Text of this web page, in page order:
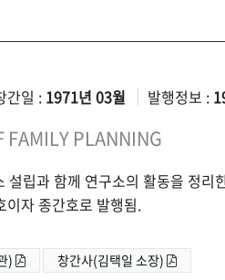
간일 : 1971년 03월 발행정보 :
FAMILY PLANNING
설립과 함께 연구소의 활동을 정
이자 종간호로 발행됨.
) 창간사(김택일 소장)